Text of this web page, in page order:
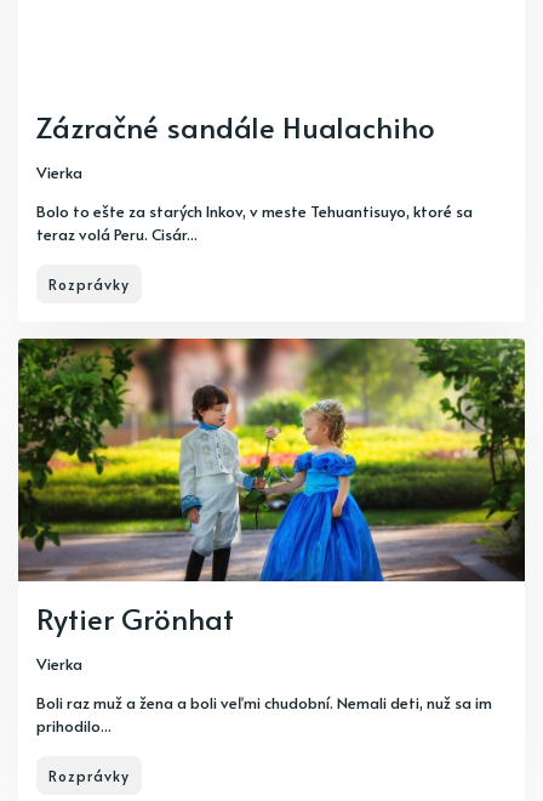
Zázračné sandále Hualachiho
Vierka
Bolo to ešte za starých Inkov, v meste Tehuantisuyo, ktoré sa
teraz volá Peru. Cisár...
Rozprávky
Rytier Grönhat
Vierka
Boli raz muž a žena a boli veľmi chudobní. Nemali deti, nuž sa im
prihodilo...
Rozprávky